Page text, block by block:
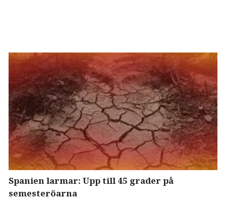
Spanien larmar: Upp till 45 grader på
semesteröarna